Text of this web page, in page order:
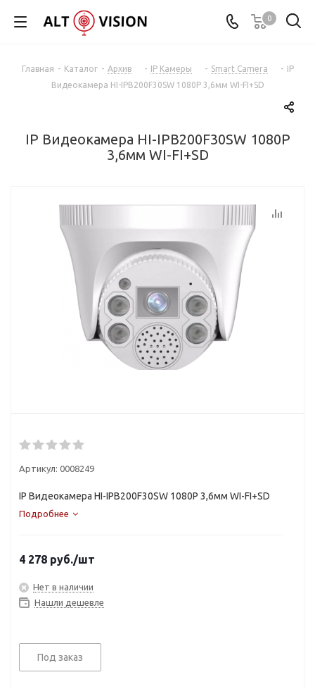
0
Главная - Каталог - Архив - IP Камеры - Smart Camera - IP
Видеокамера HI-IPB200F30SW 1080P 3,6мм WI-FI+SD
IP Видеокамера HI-IPB200F30SW 1080P
3,6мм WI-FI+SD
Артикул: 0008249
IP Видеокамера HI-IPB200F30SW 1080P 3,6мм WI-FI+SD
Подробнее
4 278 руб./шт
Нет в наличии
Нашли дешевле
Под заказ